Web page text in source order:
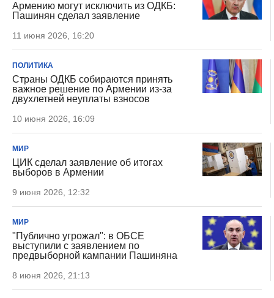
Армению могут исключить из ОДКБ:
Пашинян сделал заявление
11 июня 2026, 16:20
ПОЛИТИКА
Страны ОДКБ собираются принять
важное решение по Армении из-за
двухлетней неуплаты взносов
10 июня 2026, 16:09
МИР
ЦИК сделал заявление об итогах
выборов в Армении
9 июня 2026, 12:32
МИР
"Публично угрожал": в ОБСЕ
выступили с заявлением по
предвыборной кампании Пашиняна
8 июня 2026, 21:13